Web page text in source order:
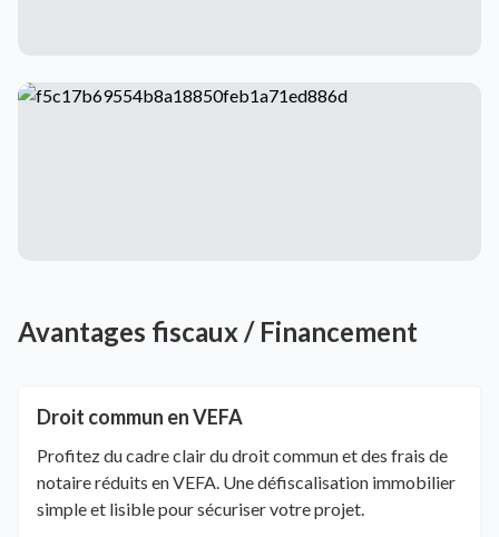
Avantages fiscaux / Financement
Droit commun en VEFA
Profitez du cadre clair du droit commun et des frais de
notaire réduits en VEFA. Une défiscalisation immobilier
simple et lisible pour sécuriser votre projet.